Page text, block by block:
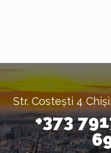
Str. Costești 4
+373